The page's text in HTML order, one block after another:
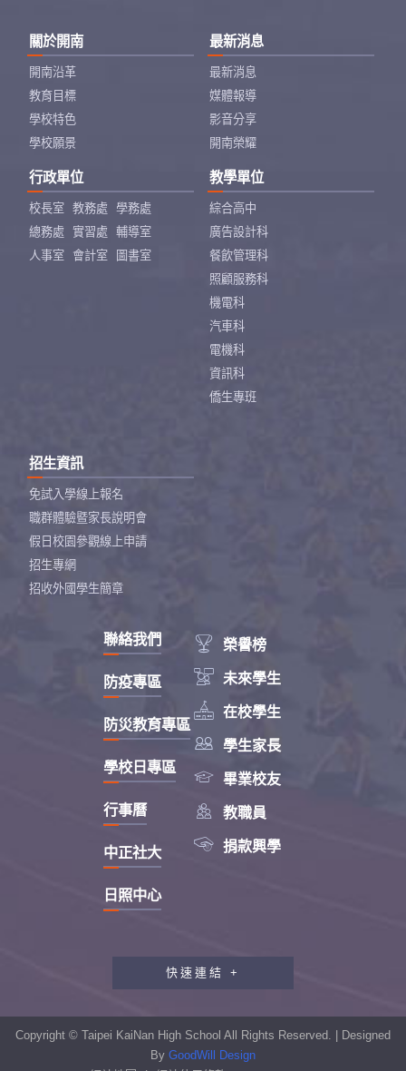
關於開南
開南沿革
教育目標
學校特色
學校願景
最新消息
最新消息
媒體報導
影音分享
開南榮耀
行政單位
校長室 教務處
學務處
總務處
實習處
輔導室
人事室
會計室 圖書室
教學單位
綜合高中
廣告設計科
餐飲管理科
照顧服務科
機電科
汽車科
電機科
資訊科
僑生專班
招生資訊
免試入學線上報名
職群體驗暨家長說明會
假日校園參觀線上申請
招生專網
招收外國學生簡章
 榮譽榜
 未來學生
 在校學生
 學生家長
 畢業校友
 教職員
 捐款興學
聯絡我們
防疫專區
防災教育專區
學校日專區
行事曆
中正社大
日照中心
快速連結 +
教職員工研習專區
性別平等教育專區
Copyright © Taipei KaiNan High School All Rights Reserved. | Designed
By GoodWill Design